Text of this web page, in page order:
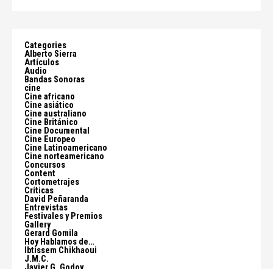
Categories
Alberto Sierra
Artículos
Audio
Bandas Sonoras
cine
Cine africano
Cine asiático
Cine australiano
Cine Británico
Cine Documental
Cine Europeo
Cine Latinoamericano
Cine norteamericano
Concursos
Content
Cortometrajes
Críticas
David Peñaranda
Entrevistas
Festivales y Premios
Gallery
Gerard Gomila
Hoy Hablamos de…
Ibtissem Chikhaoui
J.M.C.